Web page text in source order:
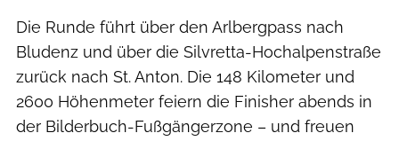
Die Runde führt über den Arlbergpass nach
Bludenz und über die Silvretta-Hochalpenstraße
zurück nach St. Anton. Die 148 Kilometer und
2600 Höhenmeter feiern die Finisher abends in
der Bilderbuch-Fußgängerzone – und freuen